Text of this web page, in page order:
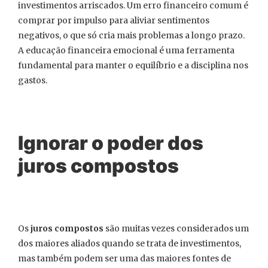
investimentos arriscados. Um erro financeiro comum é
comprar por impulso para aliviar sentimentos
negativos, o que só cria mais problemas a longo prazo.
A educação financeira emocional é uma ferramenta
fundamental para manter o equilíbrio e a disciplina nos
gastos.
Ignorar o poder dos
juros compostos
Osjuros compostos são muitas vezes considerados um
dos maiores aliados quando se trata de investimentos,
mas também podem ser uma das maiores fontes de